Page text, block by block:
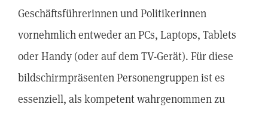
Geschäftsführerinnen und Politikerinnen
vornehmlich entweder an PCs, Laptops, Tablets
oder Handy (oder auf dem TV-Gerät). Für diese
bildschirmpräsenten Personengruppen ist es
essenziell, als kompetent wahrgenommen zu